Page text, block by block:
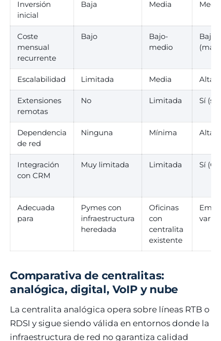
Inversión
inicial
Baja Media
Coste
mensual
recurrente
Bajo
Bajo-
medio
Bajo
Escalabilidad Limitada Media Alta
Extensiones
remotas
No Limitada Sí
Dependencia
de red
Ninguna Mínima Alta
Integración
con CRM
Muy limitada Limitada Sí
Adecuada
para
Pymes con
infraestructura
heredada
Oficinas
con
centralita
existente
Comparativa de centralitas:
analógica, digital, VoIP y nube
La centralita analógica opera sobre líneas RTB o
RDSI y sigue siendo válida en entornos donde la
infraestructura de red no garantiza calidad